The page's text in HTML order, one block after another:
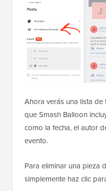
Ahora verás una lista
que Smash Balloon
como la fecha, el autor
evento.
Para eliminar una pieza
simplemente haz clic